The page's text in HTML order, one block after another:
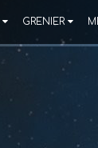
GRENIER